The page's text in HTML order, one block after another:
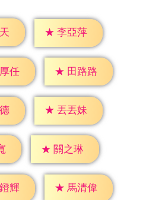
★ 李亞萍
任 ★ 田路路
★ 丟丟妹
★ 關之琳
輝 ★ 馬清偉